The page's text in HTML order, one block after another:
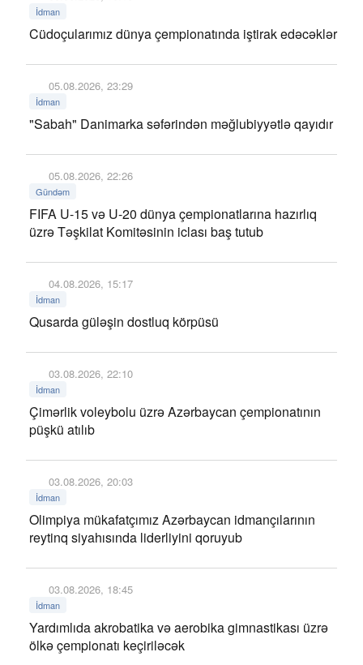
İdman
Cüdoçularımız dünya çempionatında iştirak edəcəklər
05.08.2026, 23:29
İdman
"Sabah" Danimarka səfərindən məğlubiyyətlə qayıdır
05.08.2026, 22:26
Gündəm
FIFA U-15 və U-20 dünya çempionatlarına hazırlıq
üzrə Təşkilat Komitəsinin iclası baş tutub
04.08.2026, 15:17
İdman
Qusarda güləşin dostluq körpüsü
03.08.2026, 22:10
İdman
Çimərlik voleybolu üzrə Azərbaycan çempionatının
püşkü atılıb
03.08.2026, 20:03
İdman
Olimpiya mükafatçımız Azərbaycan idmançılarının
reytinq siyahısında liderliyini qoruyub
03.08.2026, 18:45
İdman
Yardımlıda akrobatika və aerobika gimnastikası üzrə
ölkə çempionatı keçiriləcək